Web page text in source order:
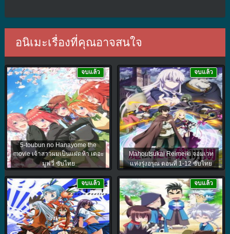
อนิเมะเรื่องที่คุณอาจสนใจ
5-toubun no Hanayome the
movie เจ้าสาวผมเป็นแฝดห้า เดอะ
มูฟวี่ ซับไทย
จบแล้ว
Mahoutsukai Reimeiki จอมเวท
แห่งรุ่งอรุณ ตอนที่ 1-12 ซับไทย
จบแล้ว
จบแล้ว จบแล้ว